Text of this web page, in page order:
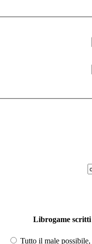
Librogame scritti
Tutto il male